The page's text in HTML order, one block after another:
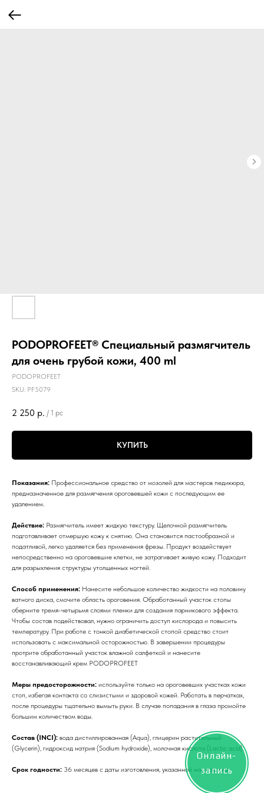
PODOPROFEET® Специальный размягчитель
для очень грубой кожи, 400 ml
PODOPROFEET
SKU: PF5079
2 250 р. / 1 pc
КУПИТЬ
Показания: Профессиональное средство от мозолей для мастеров педикюра,
предназначенное для размягчения ороговевшей кожи с последующим ее
удалением.
Действие: Размягчитель имеет жидкую текстуру. Щелочной размягчитель
подготавливает отмершую кожу к снятию. Она становится пастообразной и
податливой, легко удаляется без применения фрезы. Продукт воздействует
непосредственно на ороговевшие клетки, не затрагивает живую кожу. Подходит
для разрыхления структуры утолщенных ногтей.
Способ применения: Нанесите небольшое количество жидкости на половину
ватного диска, смочите область ороговения. Обработанный участок стопы
оберните тремя-четырьмя слоями пленки для создания парникового эффекта.
Чтобы состав подействовал, нужно ограничить доступ кислорода и повысить
температуру. При работе с тонкой диабетической стопой средство стоит
использовать с максимальной осторожностью. В завершении процедуры
протрите обработанный участок влажной салфеткой и нанесите
восстанавливающий крем PODOPROFEET
Меры предосторожности: используйте только на ороговевших участках кожи
стоп, избегая контакта со слизистыми и здоровой кожей. Работать в перчатках,
после процедуры тщательно вымыть руки. В случае попадания в глаза промойте
большим количеством воды.
Состав (INCI): вода дистиллированная (Aqua), глицерин растительный
(Glycerin), гидроксид натрия (Sodium hydroxide), молочная кислота (Lactic acid).
Срок годности: 36 месяцев с даты изготовления, указанной на упаковке.
Онлайн-
запись